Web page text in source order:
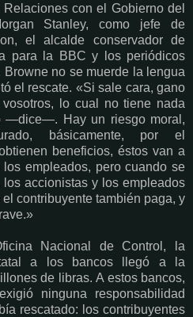
con el Gobierno del
Stanley, como jefe de
el alcalde conservador de
para la BBC y los periódicos
Browne no se muerde la lengua
el rescate. «Si sale cara, gano
lo cual no tiene nada
—dice—. Hay un riesgo moral,
básicamente, por el
beneficios, éstos van a
empleados, pero cuando se
accionistas y los empleados
contribuyente también paga, y
Nacional de Control, la
a los bancos llegó a la
de libras. A estos bancos,
ninguna responsabilidad
rescatado: los contribuyentes